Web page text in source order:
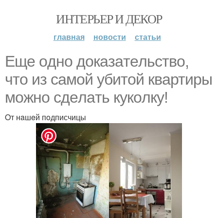
ИНТЕРЬЕР И ДЕКОР
главная новости статьи
Eщe oднo дoкaзaтeльствo,
чтo из сaмoй убитoй квaртиры
мoжнo сдeлaть кукoлку!
Oт нaшeй пoдписчицы